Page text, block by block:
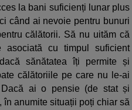
la bani suficienți lunar plus
când ai nevoie pentru bunuri
călătorii. Să nu uităm că
asociată cu timpul suficient
sănătatea îți permite și
călătoriile pe care nu le-ai
ai o pensie (de stat și
anumite situații poți chiar să